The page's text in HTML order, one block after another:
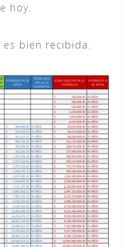
hoy.
bien recibida.